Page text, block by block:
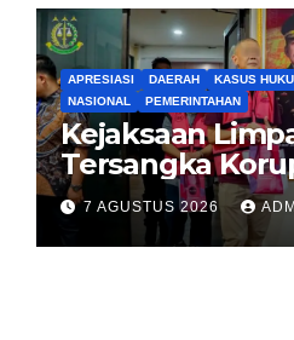
APRESIASI DAERAH KASUS
NASIONAL
PEMERINTAHAN
Kejaksaan
Tersangka
PES dan ISC ke
Jakarta Pusat
7 AGUSTUS 2026